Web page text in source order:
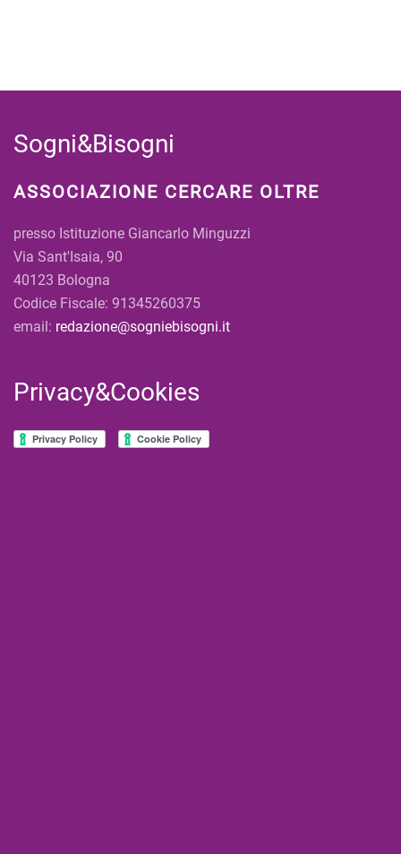
Sogni&Bisogni
ASSOCIAZIONE CERCARE OLTRE
presso Istituzione Giancarlo Minguzzi
Via Sant'Isaia, 90
40123 Bologna
Codice Fiscale: 91345260375
email: redazione@sogniebisogni.it
Privacy&Cookies